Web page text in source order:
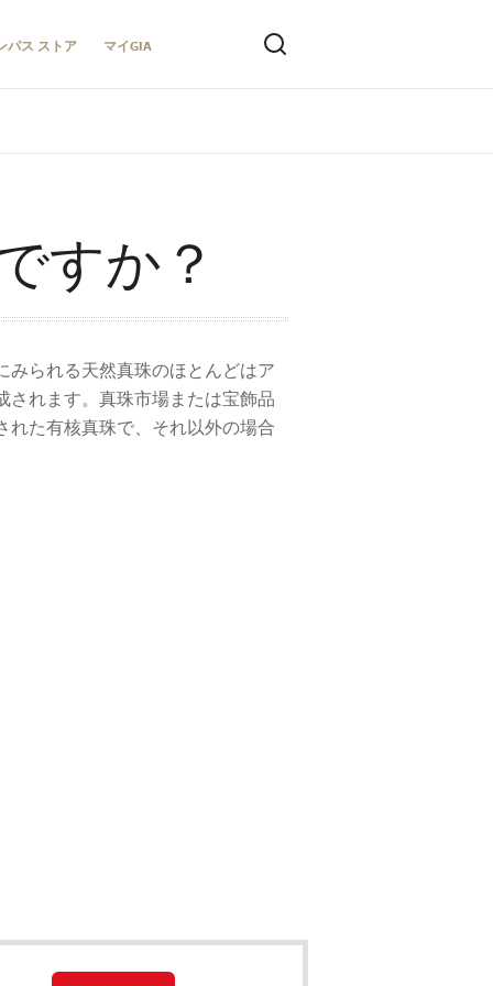
パス ストア マイGIA
すか？
みられる天然真珠のほとんどはア
されます。真珠市場または宝飾品
れた有核真珠で、それ以外の場合